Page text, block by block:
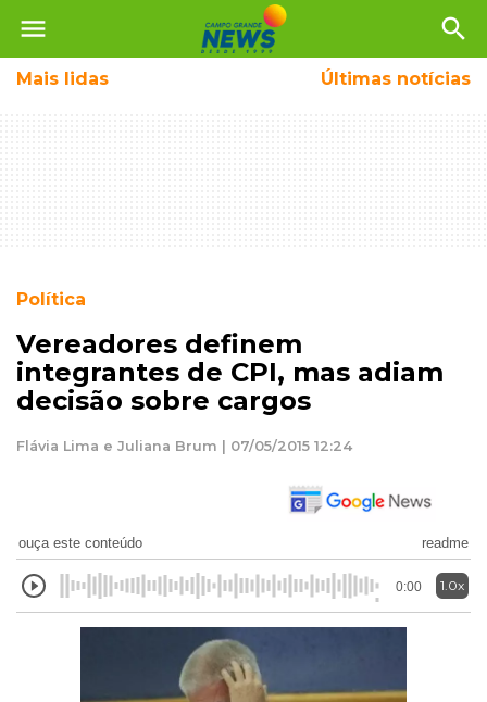
menu search
Mais lidas Últimas notícias
Política
Vereadores definem
integrantes de CPI, mas adiam
decisão sobre cargos
Flávia Lima e Juliana Brum | 07/05/2015 12:24
ouça este conteúdo readme
0:00 1.0x